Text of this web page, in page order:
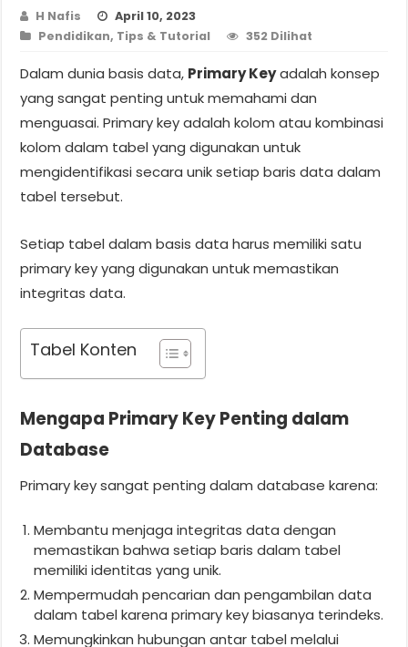
H Nafis
April 10, 2023
Pendidikan, Tips & Tutorial 352 Dilihat
Dalam dunia basis data, Primary Keyadalah konsep
yang sangat penting untuk memahami dan
menguasai. Primary key adalah kolom atau kombinasi
kolom dalam tabel yang digunakan untuk
mengidentifikasi secara unik setiap baris data dalam
tabel tersebut.
Setiap tabel dalam basis data harus memiliki satu
primary key yang digunakan untuk memastikan
integritas data.
Tabel Konten
Mengapa Primary Key Penting dalam
Database
Primary key sangat penting dalam database karena:
Membantu menjaga integritas data dengan
memastikan bahwa setiap baris dalam tabel
memiliki identitas yang unik.
Mempermudah pencarian dan pengambilan data
dalam tabel karena primary key biasanya terindeks.
Memungkinkan hubungan antar tabel melalui